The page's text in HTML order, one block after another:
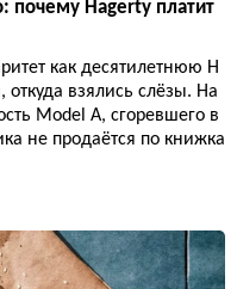
почему Hagerty платит
как десятилетнюю H
взялись слёзы. Ha
Model A, сгоревшего в
не продаётся по книжка